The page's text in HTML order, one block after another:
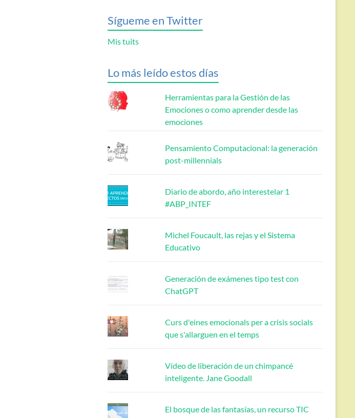
Sígueme en Twitter
Mis tuits
Lo más leído estos días
Herramientas para la Gestión de las
Emociones o como aprender desde las
emociones
Pensamiento Computacional: la generación
post-millennials
Diario de abordo, año interestelar 1
#ABP_INTEF
Michel Foucault, las rejas y el Sistema
Educativo
Generación de exámenes tipo test con
ChatGPT
Curs d'eines emocionals per a crisis socials
que s'allarguen en el temps
Vídeo de liberación de un chimpancé
inteligente. Jane Goodall
El bosque de las fantasías, un recurso TIC